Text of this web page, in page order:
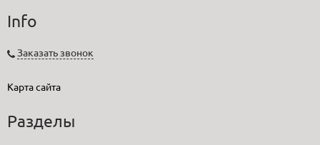
Info
Заказать звонок
Карта сайта
Разделы